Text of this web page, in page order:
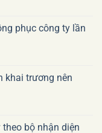
phục công ty lần
khai trương nên
bộ nhận diện